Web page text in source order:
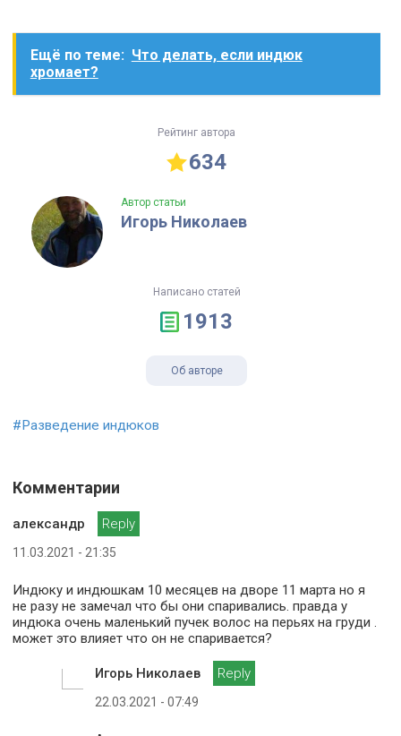
Ещё по теме: Что делать, если индюк
хромает?
Рейтинг автора
634
Автор статьи
Игорь Николаев
Написано статей
1913
Об авторе
#Разведение индюков
Комментарии
александр Reply
11.03.2021 - 21:35
Индюку и индюшкам 10 месяцев на дворе 11 марта но я
не разу не замечал что бы они спаривались. правда у
индюка очень маленький пучек волос на перьях на груди .
может это влияет что он не спаривается?
Игорь Николаев Reply
22.03.2021 - 07:49